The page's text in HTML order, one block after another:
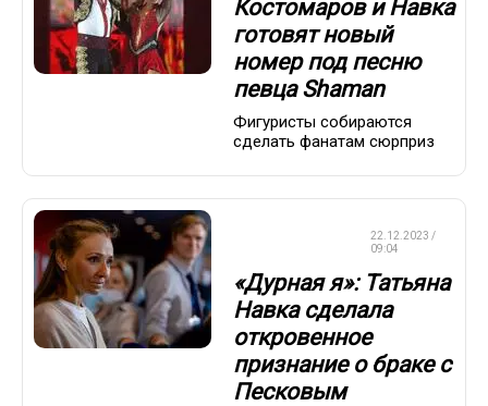
Костомаров и Навка
готовят новый
номер под песню
певца Shaman
Фигуристы собираются
сделать фанатам сюрприз
22.12.2023 /
09:04
«Дурная я»: Татьяна
Навка сделала
откровенное
признание о браке с
Песковым